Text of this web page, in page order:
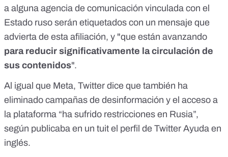
a alguna agencia de comunicación vinculada con el
Estado ruso serán etiquetados con un mensaje que
advierta de esta afiliación, y "que están avanzando
para reducir significativamente la circulación de
sus contenidos".
Al igual que Meta, Twitter dice que también ha
eliminado campañas de desinformación y el acceso a
la plataforma “ha sufrido restricciones en Rusia”,
según publicaba en un tuit el perfil de Twitter Ayuda en
inglés.